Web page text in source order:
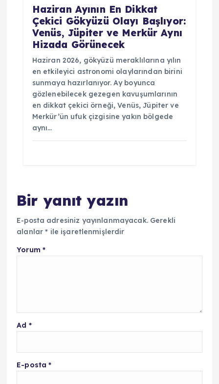
Haziran Ayının En Dikkat
Çekici Gökyüzü Olayı Başlıyor:
Venüs, Jüpiter ve Merkür Aynı
Hizada Görünecek
Haziran 2026, gökyüzü meraklılarına yılın
en etkileyici astronomi olaylarından birini
sunmaya hazırlanıyor. Ay boyunca
gözlenebilecek gezegen kavuşumlarının
en dikkat çekici örneği, Venüs, Jüpiter ve
Merkür’ün ufuk çizgisine yakın bölgede
aynı…
Bir yanıt yazın
E-posta adresiniz yayınlanmayacak. Gerekli
alanlar* ile işaretlenmişlerdir
Yorum *
Ad *
E-posta*